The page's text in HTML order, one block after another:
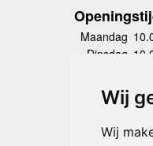
Wij
Wij
Maandag
Dinsdag
Donderdag
Vrijdag